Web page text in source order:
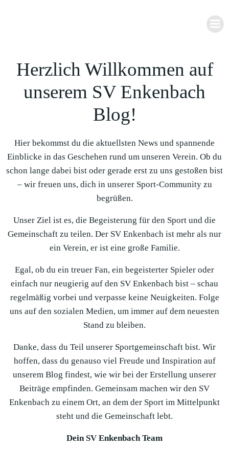
Herzlich Willkommen auf
unserem SV Enkenbach
Blog!
Hier bekommst du die aktuellsten News und spannende
Einblicke in das Geschehen rund um unseren Verein. Ob du
schon lange dabei bist oder gerade erst zu uns gestoßen bist
– wir freuen uns, dich in unserer Sport-Community zu
begrüßen.
Unser Ziel ist es, die Begeisterung für den Sport und die
Gemeinschaft zu teilen. Der SV Enkenbach ist mehr als nur
ein Verein, er ist eine große Familie.
Egal, ob du ein treuer Fan, ein begeisterter Spieler oder
einfach nur neugierig auf den SV Enkenbach bist – schau
regelmäßig vorbei und verpasse keine Neuigkeiten. Folge
uns auf den sozialen Medien, um immer auf dem neuesten
Stand zu bleiben.
Danke, dass du Teil unserer Sportgemeinschaft bist. Wir
hoffen, dass du genauso viel Freude und Inspiration auf
unserem Blog findest, wie wir bei der Erstellung unserer
Beiträge empfinden. Gemeinsam machen wir den SV
Enkenbach zu einem Ort, an dem der Sport im Mittelpunkt
steht und die Gemeinschaft lebt.
Dein SV Enkenbach Team